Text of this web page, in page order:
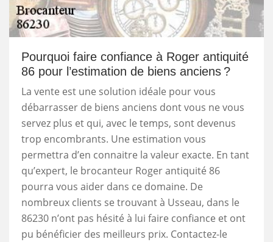
Pourquoi faire confiance à Roger antiquité
86 pour l’estimation de biens anciens ?
La vente est une solution idéale pour vous
débarrasser de biens anciens dont vous ne vous
servez plus et qui, avec le temps, sont devenus
trop encombrants. Une estimation vous
permettra d’en connaitre la valeur exacte. En tant
qu’expert, le brocanteur Roger antiquité 86
pourra vous aider dans ce domaine. De
nombreux clients se trouvant à Usseau, dans le
86230 n’ont pas hésité à lui faire confiance et ont
pu bénéficier des meilleurs prix. Contactez-le